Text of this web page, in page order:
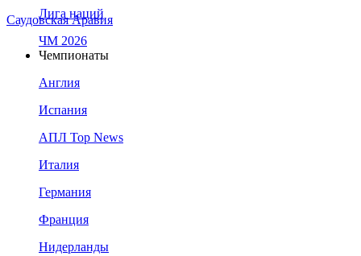
Саудовская Аравия
Лига наций
ЧМ 2026
Чемпионаты
Англия
Испания
АПЛ Top News
Италия
Германия
Франция
Нидерланды